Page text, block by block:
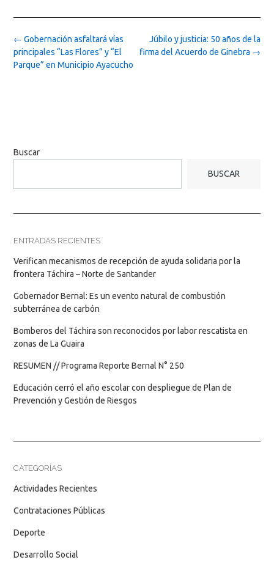
Post
navigation
Júbilo y justicia: 50 años de la
firma del Acuerdo de Ginebra →
← Gobernación asfaltará vías
principales “Las Flores” y “El
Parque” en Municipio Ayacucho
Buscar
BUSCAR
ENTRADAS RECIENTES
Verifican mecanismos de recepción de ayuda solidaria por la
frontera Táchira – Norte de Santander
Gobernador Bernal: Es un evento natural de combustión
subterránea de carbón
Bomberos del Táchira son reconocidos por labor rescatista en
zonas de La Guaira
RESUMEN // Programa Reporte Bernal N° 250
Educación cerró el año escolar con despliegue de Plan de
Prevención y Gestión de Riesgos
CATEGORÍAS
Actividades Recientes
Contrataciones Públicas
Deporte
Desarrollo Social